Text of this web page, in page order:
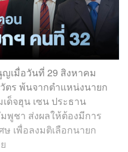
เมื่อวันที่ 29 สิงหาคม
ตร พ้นจากตำแหน่งนายก
ด็จฮุน เซน ประธาน
ชา ส่งผลให้ต้องมีการ
เพื่อลงมติเลือกนายก